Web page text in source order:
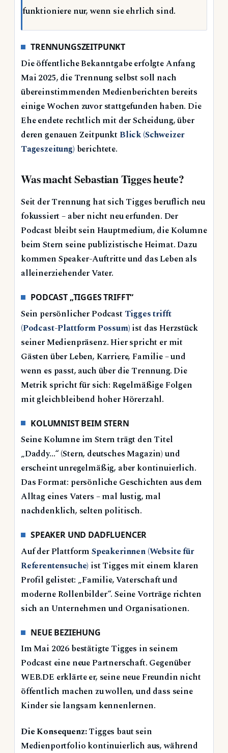
funktioniere nur, wenn sie ehrlich sind.
TRENNUNGSZEITPUNKT
Die öffentliche Bekanntgabe erfolgte Anfang
Mai 2025, die Trennung selbst soll nach
übereinstimmenden Medienberichten bereits
einige Wochen zuvor stattgefunden haben. Die
Ehe endete rechtlich mit der Scheidung, über
deren genauen ZeitpunktBlick (Schweizer
Tageszeitung) berichtete.
Was macht Sebastian Tigges heute?
Seit der Trennung hat sich Tigges beruflich neu
fokussiert – aber nicht neu erfunden. Der
Podcast bleibt sein Hauptmedium, die Kolumne
beim Stern seine publizistische Heimat. Dazu
kommen Speaker-Auftritte und das Leben als
alleinerziehender Vater.
PODCAST „TIGGES TRIFFT“
Sein persönlicher Podcast Tigges trifft
(Podcast-Plattform Possum) ist das Herzstück
seiner Medienpräsenz. Hier spricht er mit
Gästen über Leben, Karriere, Familie – und
wenn es passt, auch über die Trennung. Die
Metrik spricht für sich: Regelmäßige Folgen
mit gleichbleibend hoher Hörerzahl.
KOLUMNIST BEIM STERN
Seine Kolumne im Stern trägt den Titel
„Daddy…“ (Stern, deutsches Magazin) und
erscheint unregelmäßig, aber kontinuierlich.
Das Format: persönliche Geschichten aus dem
Alltag eines Vaters – mal lustig, mal
nachdenklich, selten politisch.
SPEAKER UND DADFLUENCER
Auf der Plattform Speakerinnen (Website für
Referentensuche) ist Tigges mit einem klaren
Profil gelistet: „Familie, Vaterschaft und
moderne Rollenbilder“. Seine Vorträge richten
sich an Unternehmen und Organisationen.
NEUE BEZIEHUNG
Im Mai 2026 bestätigte Tigges in seinem
Podcast eine neue Partnerschaft. Gegenüber
WEB.DE erklärte er, seine neue Freundin nicht
öffentlich machen zu wollen, und dass seine
Kinder sie langsam kennenlernen.
Die Konsequenz:Tigges baut sein
Medienportfolio kontinuierlich aus, während